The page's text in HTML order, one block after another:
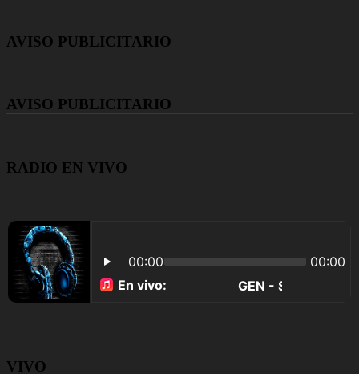
AVISO PUBLICITARIO
AVISO PUBLICITARIO
RADIO EN VIVO
VIVO